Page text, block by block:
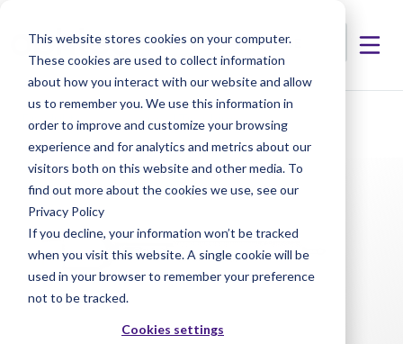
This website stores cookies on your computer.
These cookies are used to collect information
about how you interact with our website and allow
us to remember you. We use this information in
order to improve and customize your browsing
experience and for analytics and metrics about our
visitors both on this website and other media. To
find out more about the cookies we use, see our
Privacy Policy
If you decline, your information won’t be tracked
when you visit this website. A single cookie will be
used in your browser to remember your preference
not to be tracked.
Cookies settings
< Produkte < Corneal Trephines